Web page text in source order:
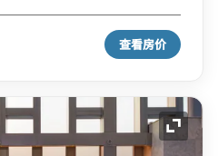
查看房价
展开